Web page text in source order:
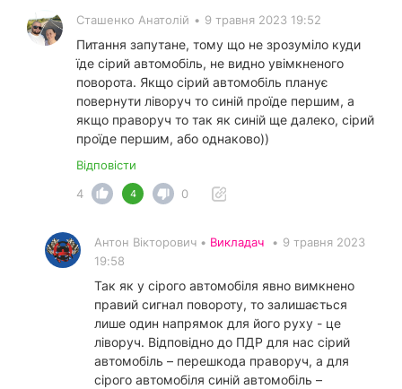
Сташенко Анатолій • 9 травня 2023 19:52
Питання запутане, тому що не зрозуміло куди
їде сірий автомобіль, не видно увімкненого
поворота. Якщо сірий автомобіль планує
повернути ліворуч то синій проїде першим, а
якщо праворуч то так як синій ще далеко, сірий
проїде першим, або однаково))
Відповісти
4
4 0
Антон Вікторович • Викладач • 9 травня 2023
19:58
Так як у сірого автомобіля явно вимкнено
правий сигнал повороту, то залишається
лише один напрямок для його руху - це
ліворуч. Відповідно до ПДР для нас сірий
автомобіль – перешкода праворуч, а для
сірого автомобіля синій автомобіль –